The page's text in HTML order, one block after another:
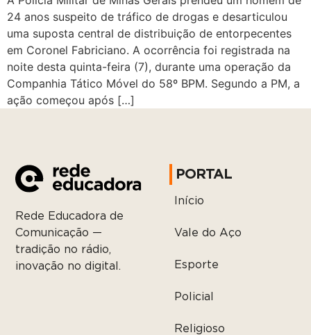
24 anos suspeito de tráfico de drogas e desarticulou
uma suposta central de distribuição de entorpecentes
em Coronel Fabriciano. A ocorrência foi registrada na
noite desta quinta-feira (7), durante uma operação da
Companhia Tático Móvel do 58º BPM. Segundo a PM, a
ação começou após […]
Rede Educadora de
Comunicação —
tradição no rádio,
inovação no digital.
PORTAL
Início
Vale do Aço
Esporte
Policial
Religioso